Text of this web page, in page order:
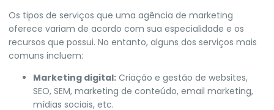
Os tipos de serviços que uma agência de marketing
oferece variam de acordo com sua especialidade e os
recursos que possui. No entanto, alguns dos serviços mais
comuns incluem:
Marketing digital: Criação e gestão de websites,
SEO, SEM, marketing de conteúdo, email marketing,
mídias sociais, etc.